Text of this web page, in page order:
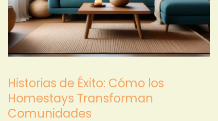
Historias de Éxito: Cómo los
Homestays Transforman
Comunidades